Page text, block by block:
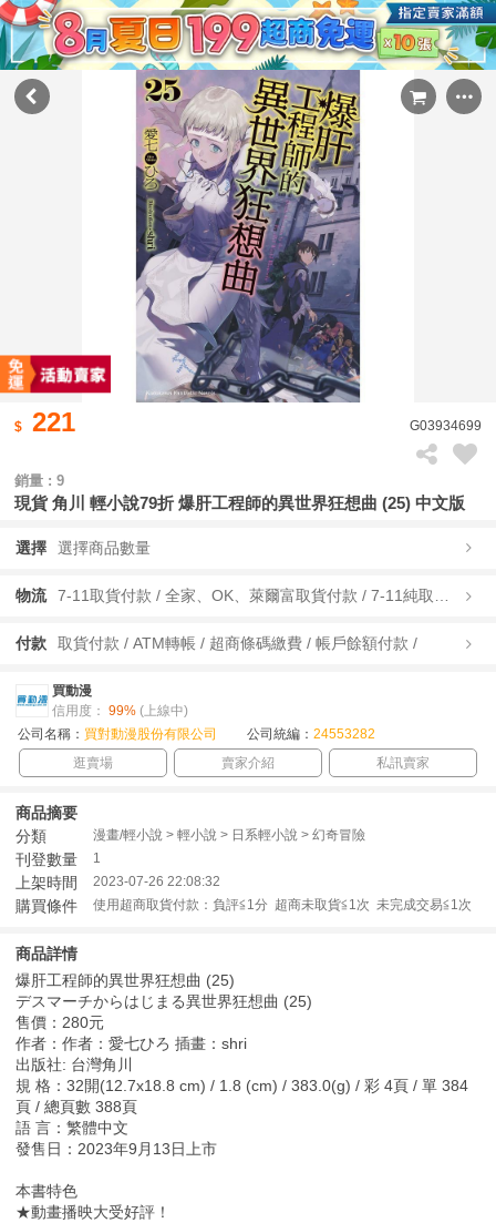
221 G03934699
銷量 : 9
現貨 角川 輕小說79折 爆肝工程師的異世界狂想曲 (25) 中文版
選擇 選擇商品數量
物流
付款 取貨付款 / ATM轉帳 / 超商條碼繳費 / 帳戶餘額付款 /
買動漫
信用度： 99% (上線中)
公司名稱： 買對動漫股份有限公司 公司統編： 24553282
逛賣場
賣家介紹 私訊賣家
商品摘要
分類
漫畫/輕小說 > 輕小說 > 日系輕小說 > 幻奇冒險
刊登數量 1
上架時間 2023-07-26 22:08:32
購買條件 使用超商取貨付款：負評≦1分 超商未取貨≦1次 未完成交易≦1次
商品詳情
爆肝工程師的異世界狂想曲 (25)
デスマーチからはじまる異世界狂想曲 (25)
售價：280元
作者：作者：愛七ひろ 插畫：shri
出版社: 台灣角川
規 格：32開(12.7x18.8 cm) / 1.8 (cm) / 383.0(g) / 彩 4頁 / 單 384
頁 / 總頁數 388頁
語 言：繁體中文
發售日：2023年9月13日上市
本書特色
★動畫播映大受好評！